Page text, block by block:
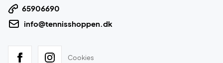
65906690
info@tennisshoppen.dk
Cookies